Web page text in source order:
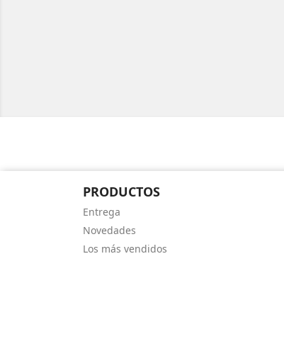
PRODUCTOS
Entrega
Novedades
Los más vendidos